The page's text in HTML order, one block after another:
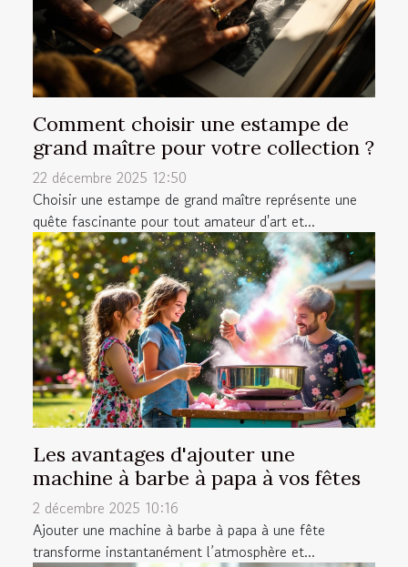
Comment choisir une estampe de
grand maître pour votre collection ?
22 décembre 2025 12:50
Choisir une estampe de grand maître représente une
quête fascinante pour tout amateur d'art et...
Les avantages d'ajouter une
machine à barbe à papa à vos fêtes
2 décembre 2025 10:16
Ajouter une machine à barbe à papa à une fête
transforme instantanément l’atmosphère et...